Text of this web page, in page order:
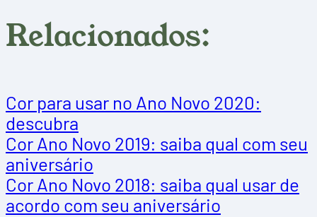
Relacionados:
Cor para usar no Ano Novo 2020:
descubra
Cor Ano Novo 2019: saiba qual com seu
aniversário
Cor Ano Novo 2018: saiba qual usar de
acordo com seu aniversário